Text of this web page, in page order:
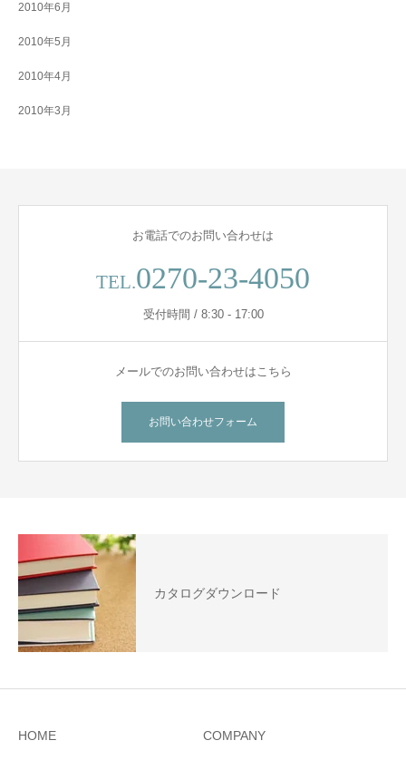
2010年6月
2010年5月
2010年4月
2010年3月
お電話でのお問い合わせは
TEL.0270-23-4050
受付時間 / 8:30 - 17:00
メールでのお問い合わせはこちら
お問い合わせフォーム
カタログダウンロード
HOME COMPANY